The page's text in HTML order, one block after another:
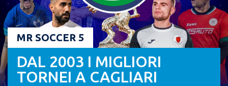
MR SOCCER 5
DAL 2003 I MIGLIORI
TORNEI A CAGLIARI